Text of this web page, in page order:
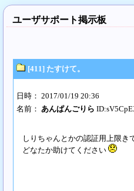
ユーザサポート掲示板
[411] たすけて。
日時： 2017/01/19 20:36
名前： あんぱんごりら
しりちゃんとかの認証用上限き
どなたか助けてください